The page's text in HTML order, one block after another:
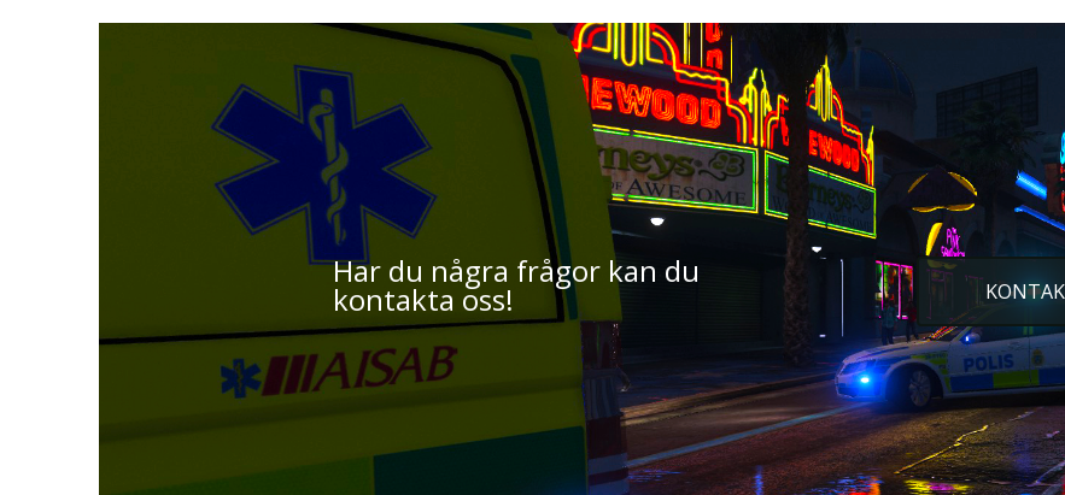
Har du några frågor kan du
kontakta oss!